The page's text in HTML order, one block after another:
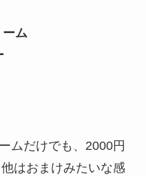
ム
ムだけでも、2000円
はおまけみたいな感